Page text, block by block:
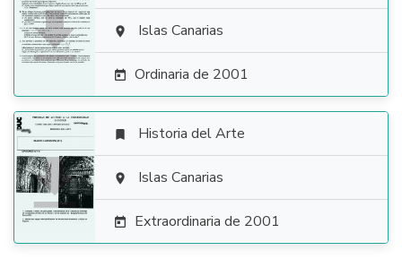
  Islas Canarias
 Ordinaria de 2001

 Historia del Arte
 Islas Canarias
 Extraordinaria de 2001